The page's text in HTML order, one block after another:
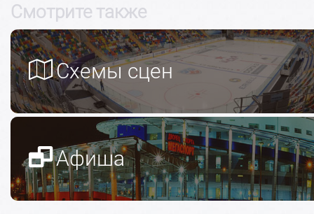
Смотрите также
Схемы сцен
Афиша